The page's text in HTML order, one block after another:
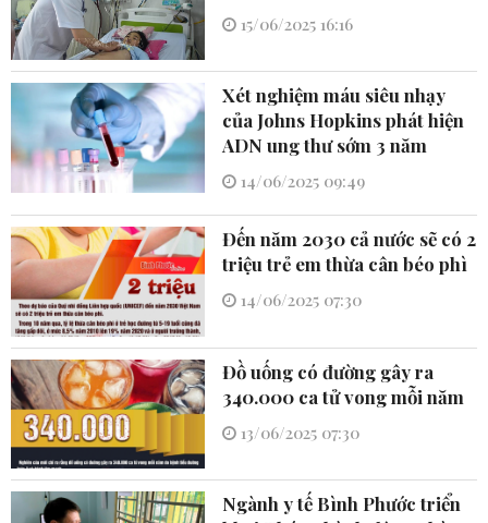
15/06/2025 16:16
Xét nghiệm máu siêu nhạy
của Johns Hopkins phát hiện
ADN ung thư sớm 3 năm
14/06/2025 09:49
Đến năm 2030 cả nước sẽ có 2
triệu trẻ em thừa cân béo phì
14/06/2025 07:30
Đồ uống có đường gây ra
340.000 ca tử vong mỗi năm
13/06/2025 07:30
Ngành y tế Bình Phước triển